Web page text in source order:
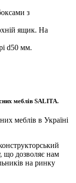
з
ящик. На
d50 мм.
меблів SALITA.
меблів в Україні
що дозволяє нам
на ринку